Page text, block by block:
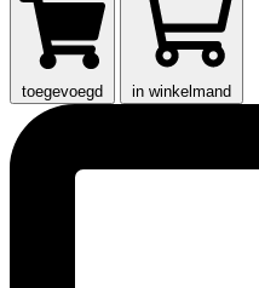
toegevoegd in winkelmand